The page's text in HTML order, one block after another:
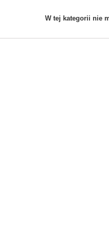
W tej kategorii nie